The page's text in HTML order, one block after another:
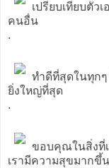
เปรียบเทียบตัว
คนอื่น
.
ทำดีที่สุดในทุก
ยิ่งใหญ่ที่สุด
.
ขอบคุณในสิ่งที่
เรามีความสุขมากขึ้น